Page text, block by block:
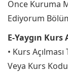
Önce Kuruma
Ediyorum
E-Yaygın Kurs
• Kurs Açılması
Veya Kurs